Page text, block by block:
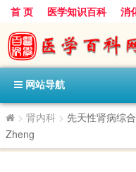
首 页 医学知识百科 消
心血管病科
呼吸科 神经
内分泌科
口腔科
网站导航
> 肾内科 > 先天性肾病综
Zheng